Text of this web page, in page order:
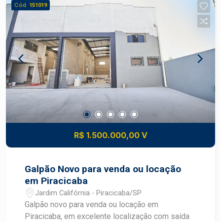
Cód. 151019
R$ 1.500.000,00 V
Galpão Novo para venda ou locação
em Piracicaba
Jardim Califórnia - Piracicaba/SP
Galpão novo para venda ou locação em
Piracicaba, em excelente localização com saída